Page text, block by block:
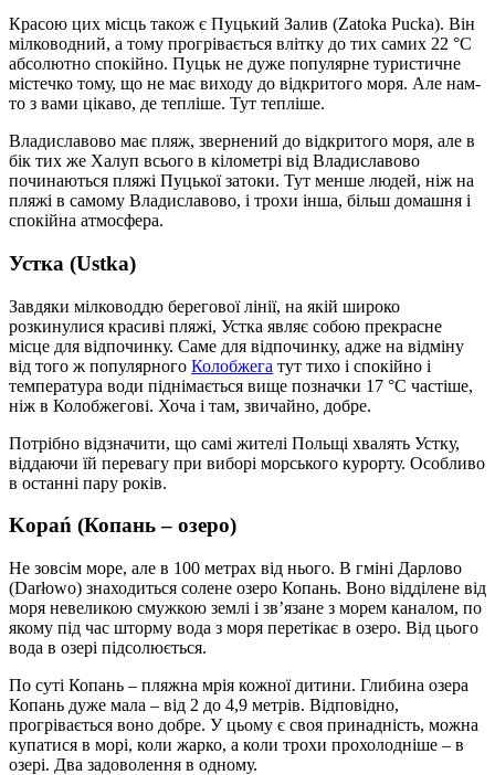
Красою цих місць також є Пуцький Залив (Zatoka Pucka). Він
мілководний, а тому прогрівається влітку до тих самих 22 °С
абсолютно спокійно. Пуцьк не дуже популярне туристичне
містечко тому, що не має виходу до відкритого моря. Але нам-
то з вами цікаво, де тепліше. Тут тепліше.
Владиславово має пляж, звернений до відкритого моря, але в
бік тих же Халуп всього в кілометрі від Владиславово
починаються пляжі Пуцької затоки. Тут менше людей, ніж на
пляжі в самому Владиславово, і трохи інша, більш домашня і
спокійна атмосфера.
Устка (Ustka)
Завдяки мілководдю берегової лінії, на якій широко
розкинулися красиві пляжі, Устка являє собою прекрасне
місце для відпочинку. Саме для відпочинку, адже на відміну
від того ж популярного Колобжега тут тихо і спокійно і
температура води піднімається вище позначки 17 °С частіше,
ніж в Колобжегові. Хоча і там, звичайно, добре.
Потрібно відзначити, що самі жителі Польщі хвалять Устку,
віддаючи їй перевагу при виборі морського курорту. Особливо
в останні пару років.
Kopań (Копань – озеро)
Не зовсім море, але в 100 метрах від нього. В гміні Дарлово
(Darłowo) знаходиться солене озеро Копань. Воно відділене від
моря невеликою смужкою землі і зв’язане з морем каналом, по
якому під час шторму вода з моря перетікає в озеро. Від цього
вода в озері підсолюється.
По суті Копань – пляжна мрія кожної дитини. Глибина озера
Копань дуже мала – від 2 до 4,9 метрів. Відповідно,
прогрівається воно добре. У цьому є своя принадність, можна
купатися в морі, коли жарко, а коли трохи прохолодніше – в
озері. Два задоволення в одному.